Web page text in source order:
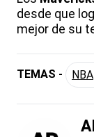
desde que
mejor de su
TEMAS - NBA